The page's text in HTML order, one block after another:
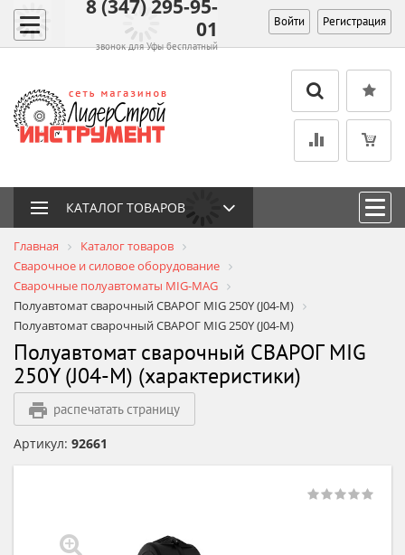
8 (347) 295-95-
01
звонок для Уфы бесплатный
Войти Регистрация
КАТАЛОГ ТОВАРОВ
Главная
Каталог товаров
Сварочное и силовое оборудование
Сварочные полуавтоматы MIG-MAG
Полуавтомат сварочный СВАРОГ MIG 250Y (J04-M)
Полуавтомат сварочный СВАРОГ MIG 250Y (J04-M)
Полуавтомат сварочный СВАРОГ MIG
250Y (J04-M) (характеристики)
распечатать страницу
Артикул: 92661